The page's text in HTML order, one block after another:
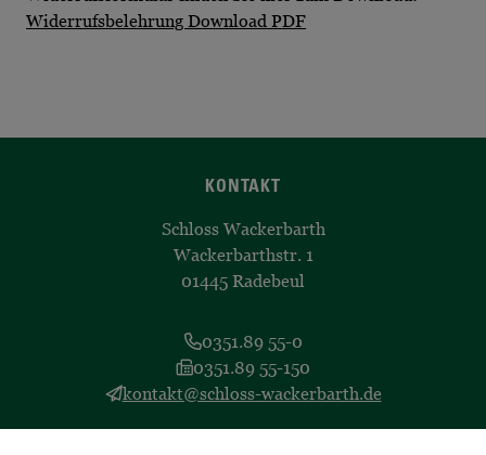
Widerrufsbelehrung Download PDF
KONTAKT
Schloss Wackerbarth
Wackerbarthstr. 1
01445 Radebeul
0351.89 55-0
0351.89 55-150
kontakt@schloss-wackerbarth.de